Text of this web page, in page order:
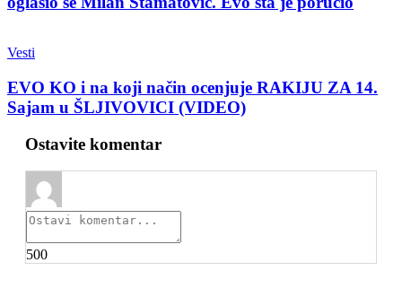
Vesti
EVO KO i na koji način ocenjuje RAKIJU ZA 14.
Sajam u ŠLJIVOVICI (VIDEO)
Ostavite komentar
500